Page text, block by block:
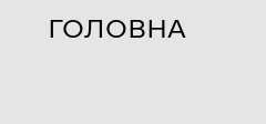
ГОЛОВНА